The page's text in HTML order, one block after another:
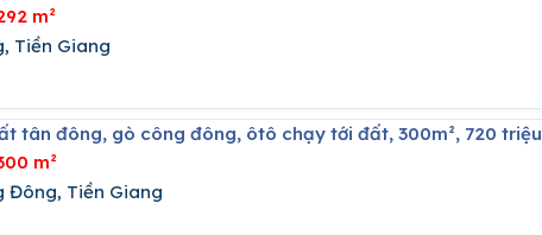
m²
Tiền Giang
tân đông, gò công đông, ôtô chạy tới đất, 300m², 720 triệu
m²
Đông, Tiền Giang